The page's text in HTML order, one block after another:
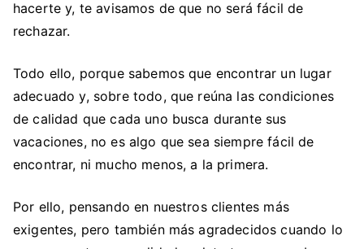
hacerte y, te avisamos de que no será fácil de
rechazar.
Todo ello, porque sabemos que encontrar un lugar
adecuado y, sobre todo, que reúna las condiciones
de calidad que cada uno busca durante sus
vacaciones, no es algo que sea siempre fácil de
encontrar, ni mucho menos, a la primera.
Por ello, pensando en nuestros clientes más
exigentes, pero también más agradecidos cuando lo